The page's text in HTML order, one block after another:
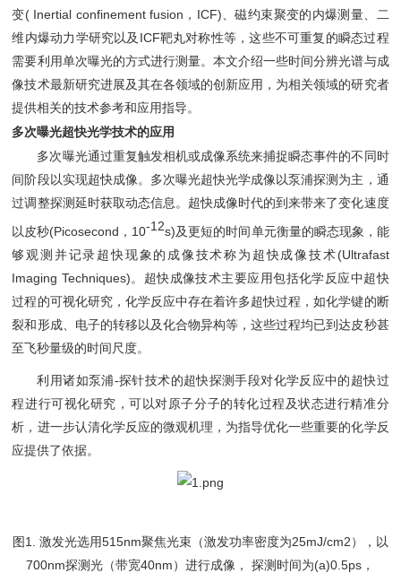
变( Inertial confinement fusion，ICF)、磁约束聚变的内爆测量、二
维内爆动力学研究以及ICF靶丸对称性等，这些不可重复的瞬态过程
需要利用单次曝光的方式进行测量。本文介绍一些时间分辨光谱与成
像技术最新研究进展及其在各领域的创新应用，为相关领域的研究者
提供相关的技术参考和应用指导。
多次曝光超快光学技术的应用
多次曝光通过重复触发相机或成像系统来捕捉瞬态事件的不同时
间阶段以实现超快成像。多次曝光超快光学成像以泵浦探测为主，通
过调整探测延时获取动态信息。超快成像时代的到来带来了变化速度
以皮秒(Picosecond，10-12s)及更短的时间单元衡量的瞬态现象，能
够观测并记录超快现象的成像技术称为超快成像技术(Ultrafast
Imaging Techniques)。超快成像技术主要应用包括化学反应中超快
过程的可视化研究，化学反应中存在着许多超快过程，如化学键的断
裂和形成、电子的转移以及化合物异构等，这些过程均已到达皮秒甚
至飞秒量级的时间尺度。
利用诸如泵浦-探针技术的超快探测手段对化学反应中的超快过
程进行可视化研究，可以对原子分子的转化过程及状态进行精准分
析，进一步认清化学反应的微观机理，为指导优化一些重要的化学反
应提供了依据。
图1. 激发光选用515nm聚焦光束（激发功率密度为25mJ/cm2），以
700nm探测光（带宽40nm）进行成像， 探测时间为(a)0.5ps，